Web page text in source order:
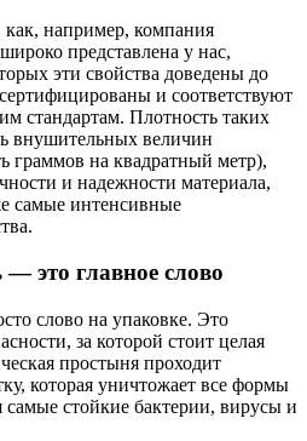
например, компания
представлена у нас,
эти свойства доведены до
и соответствуют
стандартам. Плотность таких
внушительных величин
граммов на квадратный метр),
и надежности материала,
самые интенсивные
это главное слово
слово на упаковке. Это
за которой стоит целая
простыня проходит
которая уничтожает все формы
стойкие бактерии, вирусы и